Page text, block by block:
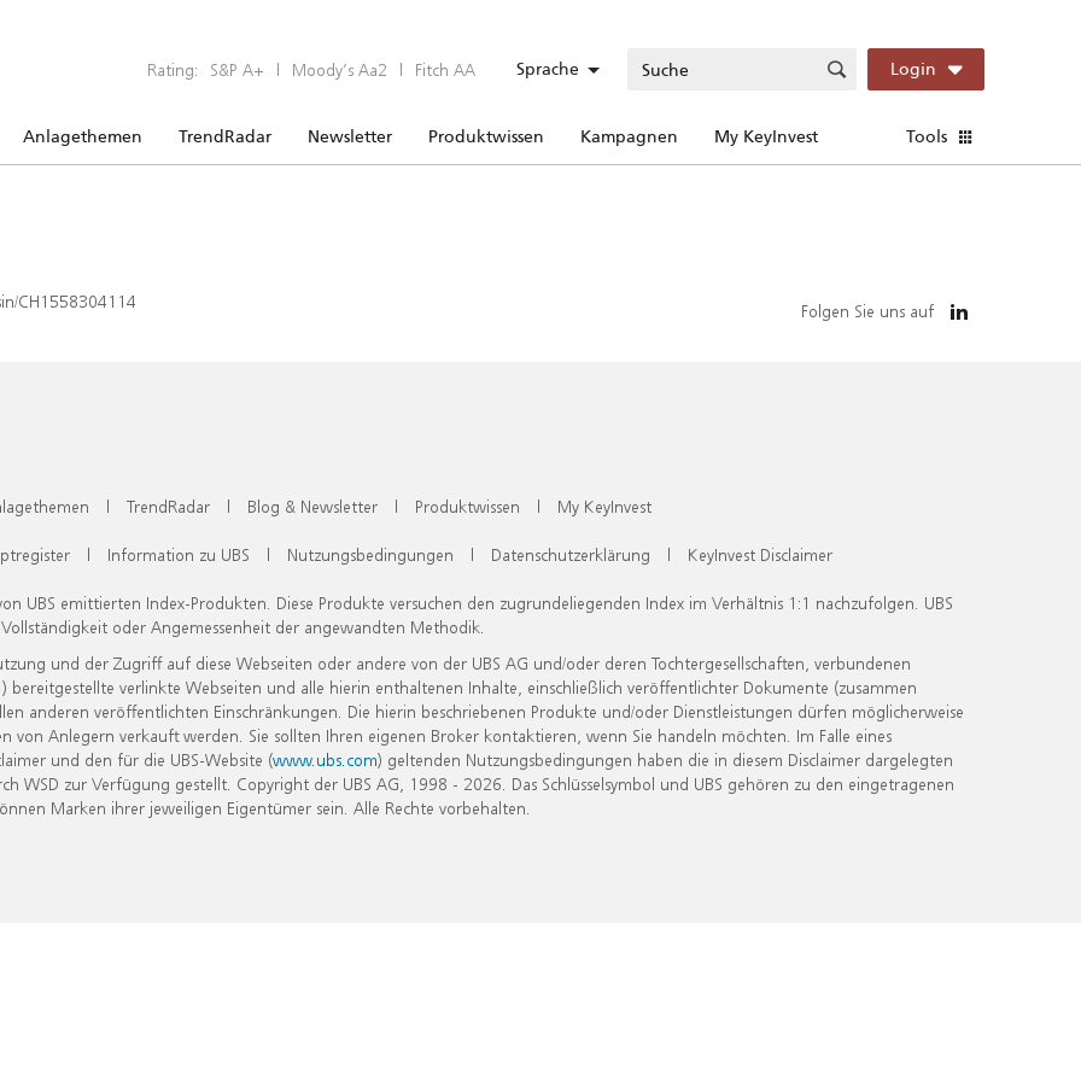
Rating: S&P A+ | Moody’s Aa2 | Fitch AA Sprache Login
Anlagethemen TrendRadar Newsletter Produktwissen Kampagnen My KeyInvest Tools
CH1558304114 Folgen Sie uns auf
| TrendRadar | Blog & Newsletter | Produktwissen | My KeyInvest
| Information zu UBS | Nutzungsbedingungen | Datenschutzerklärung | KeyInvest Disclaimer
UBS emittierten Index-Produkten. Diese Produkte versuchen den zugrundeliegenden Index im Verhältnis 1:1 nachzufolgen. UBS
oder Angemessenheit der angewandten Methodik.
und der Zugriff auf diese Webseiten oder andere von der UBS AG und/oder deren Tochtergesellschaften, verbundenen
verlinkte Webseiten und alle hierin enthaltenen Inhalte, einschließlich veröffentlichter Dokumente (zusammen
anderen veröffentlichten Einschränkungen. Die hierin beschriebenen Produkte und/oder Dienstleistungen dürfen möglicherweise
Anlegern verkauft werden. Sie sollten Ihren eigenen Broker kontaktieren, wenn Sie handeln möchten. Im Falle eines
und den für die UBS-Website (www.ubs.com) geltenden Nutzungsbedingungen haben die in diesem Disclaimer dargelegten
zur Verfügung gestellt. Copyright der UBS AG, 1998 - 2026. Das Schlüsselsymbol und UBS gehören zu den eingetragenen
Marken ihrer jeweiligen Eigentümer sein. Alle Rechte vorbehalten.